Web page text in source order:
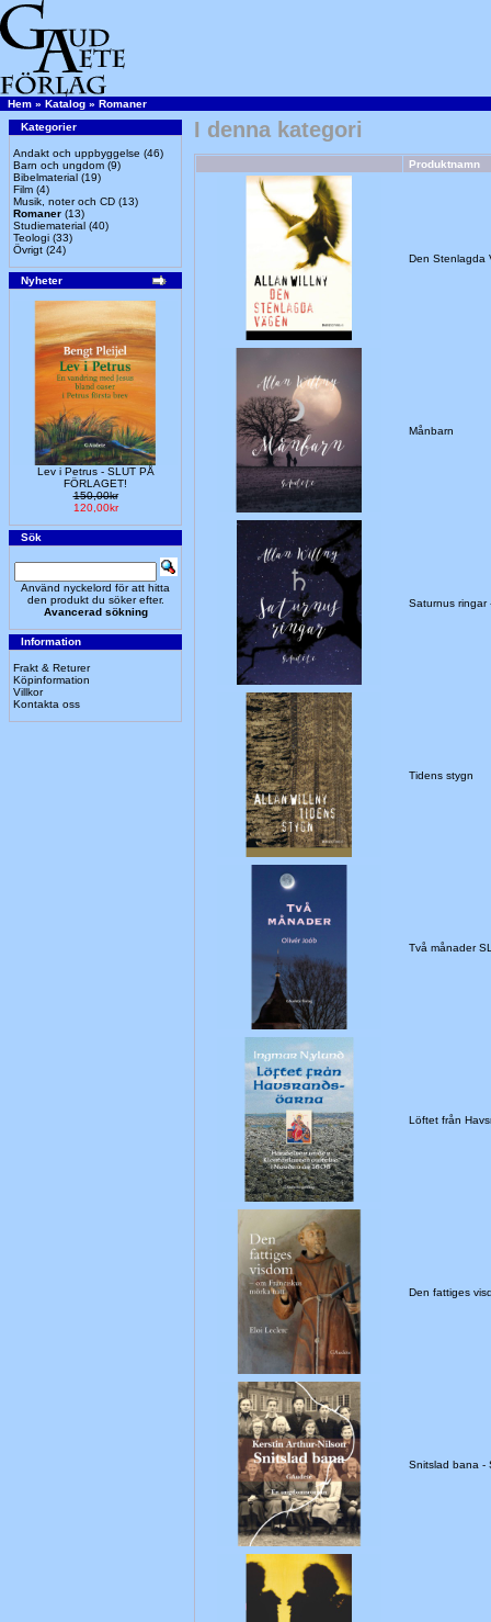
Hem » Katalog » Romaner
Kategorier
Andakt och uppbyggelse (46)
Barn och ungdom (9)
Bibelmaterial (19)
Film (4)
Musik, noter och CD (13)
Romaner (13)
Studiematerial (40)
Teologi (33)
Övrigt (24)
Nyheter
Lev i Petrus - SLUT PÅ
FÖRLAGET!
150,00kr
120,00kr
Sök
Använd nyckelord för att hitta
den produkt du söker efter.
Avancerad sökning
Information
Frakt & Returer
Köpinformation
Villkor
Kontakta oss
I denna kategori
Produktnamn
Den Stenlagda
Månbarn
Saturnus ringar
Tidens stygn
Två månader
Löftet från
Den fattiges
Snitslad bana -